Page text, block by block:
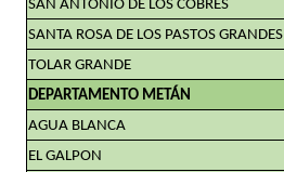
SAN ANTONIO DE LOS COBRES
SANTA ROSA DE LOS PASTOS GRANDES
TOLAR GRANDE
DEPARTAMENTO METÁN
AGUA BLANCA
EL GALPON